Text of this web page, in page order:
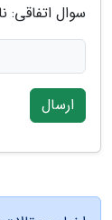
سوال اتفاقی:
ارسال